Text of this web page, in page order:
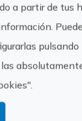
a partir de tus
pulsando